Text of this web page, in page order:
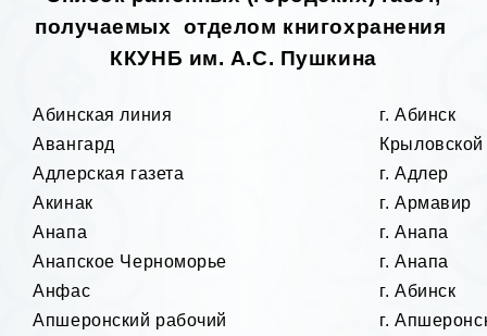
получаемых отделом книгохранения
ККУНБ им. А.С. Пушкина
Абинская линия
г. Абинск
Авангард
Адлерская газета
г. Адлер
Акинак
г. Армавир
Анапа
г. Анапа
Анапское Черноморье
г. Анапа
Анфас
г. Абинск
Апшеронский рабочий
г.